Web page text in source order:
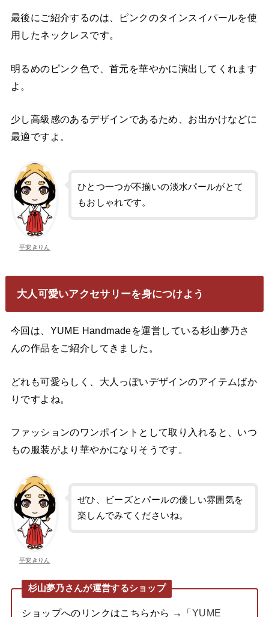
最後にご紹介するのは、ピンクのタインスイパールを使
用したネックレスです。
明るめのピンク色で、首元を華やかに演出してくれます
よ。
少し高級感のあるデザインであるため、お出かけなどに
最適ですよ。
平安きりん
ひとつ一つが不揃いの淡水パールがとて
もおしゃれです。
大人可愛いアクセサリーを身につけよう
今回は、YUME Handmadeを運営している杉山夢乃さ
んの作品をご紹介してきました。
どれも可愛らしく、大人っぽいデザインのアイテムばか
りですよね。
ファッションのワンポイントとして取り入れると、いつ
もの服装がより華やかになりそうです。
平安きりん
ぜひ、ビーズとパールの優しい雰囲気を
楽しんでみてくださいね。
杉山夢乃さんが運営するショップ
ショップへのリンクはこちらから →「YUME